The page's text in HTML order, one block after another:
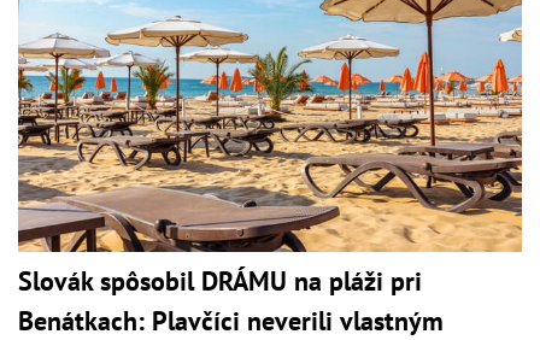
Slovák spôsobil DRÁMU na pláži pri
Benátkach: Plavčíci neverili vlastným